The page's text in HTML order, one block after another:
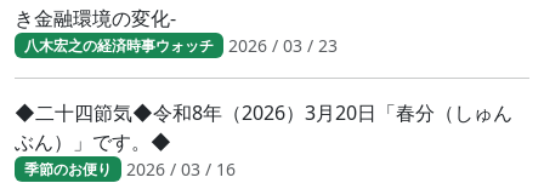
き金融環境の変化-
八木宏之の経済時事ウォッチ 2026 / 03 / 23
◆二十四節気◆令和8年（2026）3月20日「春分（しゅん
ぶん）」です。◆
季節のお便り 2026 / 03 / 16